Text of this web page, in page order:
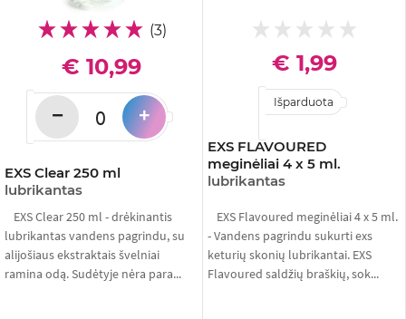
(3)
EXS Clear 250 ml
lubrikantas
€ 10,99
− +
EXS Clear 250 ml - drėkinantis
lubrikantas vandens pagrindu, su
alijošiaus ekstraktais švelniai
ramina odą. Sudėtyje nėra para...
EXS FLAVOURED
meginėliai 4 x 5 ml.
lubrikantas
€ 1,99
Išparduota
EXS Flavoured meginėliai 4 x 5 ml.
- Vandens pagrindu sukurti exs
keturių skonių lubrikantai. EXS
Flavoured saldžių braškių, sok...